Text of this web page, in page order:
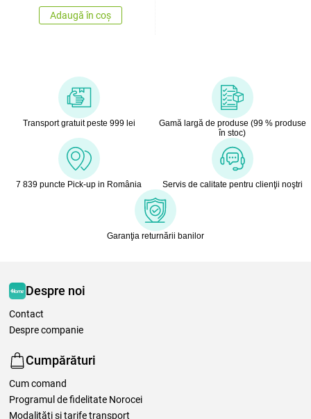
Adaugă în coș
Transport gratuit peste 999 lei
Gamă largă de produse (99 % produse
în stoc)
7 839 puncte Pick-up in România Servis de calitate pentru clienţii noştri
Garanţia returnării banilor
Despre noi
Contact
Despre companie
Cumpărături
Cum comand
Programul de fidelitate Norocei
Modalităţi şi tarife transport